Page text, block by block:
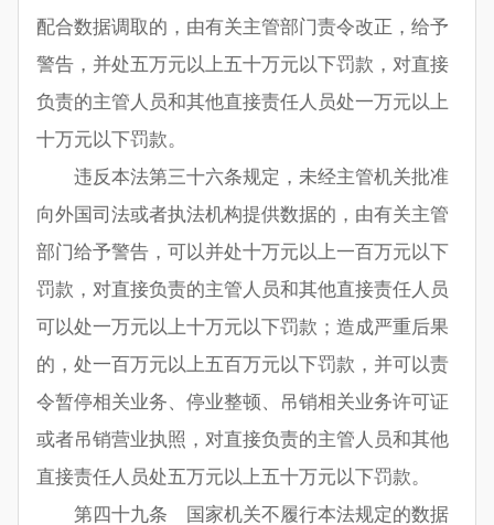
配合数据调取的，由有关主管部门责令改正，给予
警告，并处五万元以上五十万元以下罚款，对直接
负责的主管人员和其他直接责任人员处一万元以上
十万元以下罚款。
违反本法第三十六条规定，未经主管机关批准
向外国司法或者执法机构提供数据的，由有关主管
部门给予警告，可以并处十万元以上一百万元以下
罚款，对直接负责的主管人员和其他直接责任人员
可以处一万元以上十万元以下罚款；造成严重后果
的，处一百万元以上五百万元以下罚款，并可以责
令暂停相关业务、停业整顿、吊销相关业务许可证
或者吊销营业执照，对直接负责的主管人员和其他
直接责任人员处五万元以上五十万元以下罚款。
第四十九条 国家机关不履行本法规定的数据